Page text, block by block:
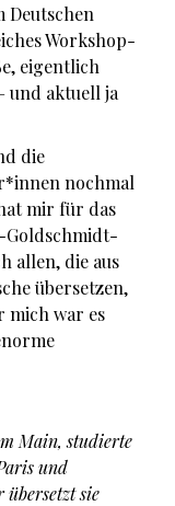
Deutschen
Workshop-
eigentlich
und aktuell ja
die
nochmal
mir für das
Goldschmidt-
allen, die aus
übersetzen,
mich war es
Main, studierte
und
übersetzt sie